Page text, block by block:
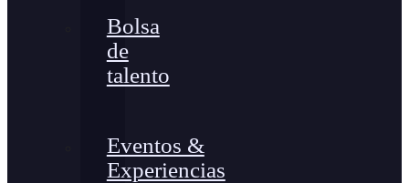
Bolsa
de
talento
Eventos &
Experiencias